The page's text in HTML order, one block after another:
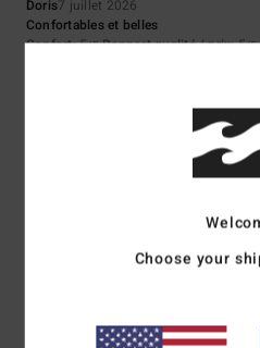
Doris7 juillet 2026
Confortables et belles
Confort: 5/5 Rapport qualité / prix: 5/5
5/
6 juillet 2026Choose your